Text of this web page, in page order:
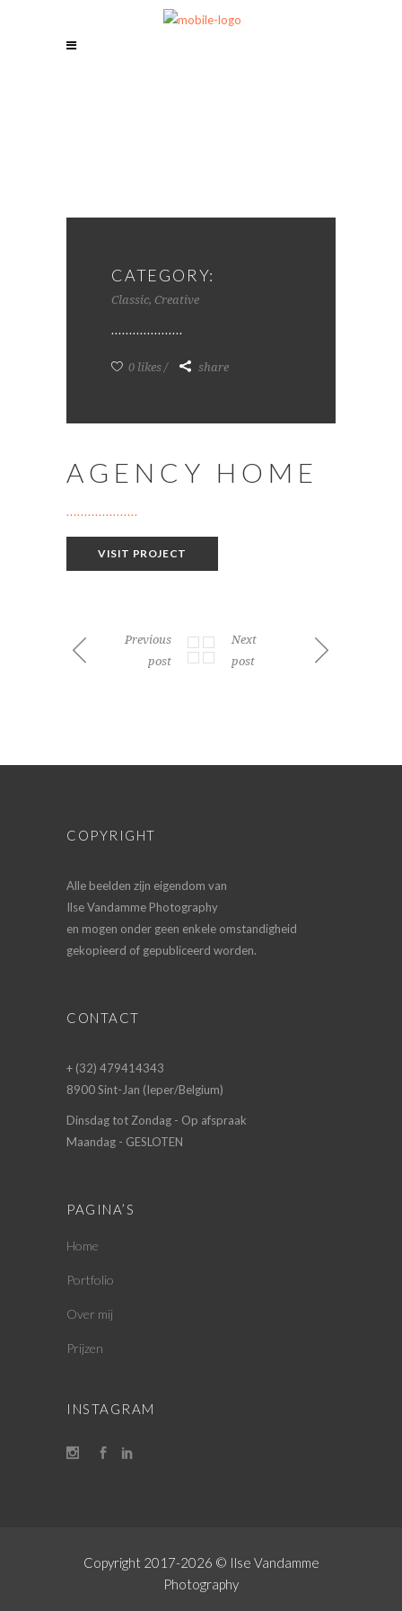
CATEGORY:
Classic, Creative
0 likes share
AGENCY HOME
VISIT PROJECT
Previous
post
Next
post
COPYRIGHT
Alle beelden zijn eigendom van
Ilse Vandamme Photography
en mogen onder geen enkele omstandigheid
gekopieerd of gepubliceerd worden.
CONTACT
+ (32) 479414343
8900 Sint-Jan (Ieper/Belgium)
Dinsdag tot Zondag - Op afspraak
Maandag - GESLOTEN
PAGINA’S
Home
Portfolio
Over mij
Prijzen
INSTAGRAM
Copyright 2017-2026 © Ilse Vandamme
Photography